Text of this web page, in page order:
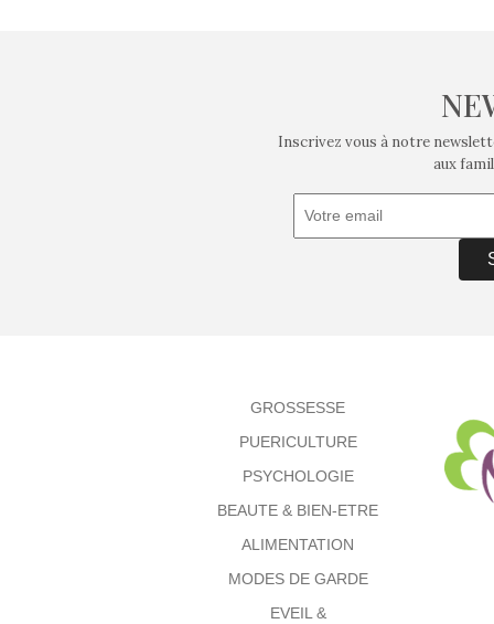
Inscrivez vous à notre
aux
GROSSESSE
PUERICULTURE
PSYCHOLOGIE
BEAUTE & BIEN-ETRE
ALIMENTATION
MODES DE GARDE
EVEIL &